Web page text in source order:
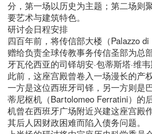
分，第一场以历史为主题；第二场则
要艺术与建筑特色。
研讨会日程安排
四百年前，将传信部大楼（Palazzo di
赠给负责全球传教事务传信圣部为总
牙瓦伦西亚的司铎胡安·包蒂斯塔·维韦
此前，这座宫殿曾卷入一场漫长的产
一方是这位西班牙司铎，另一方则是
蒂尼枢机（Bartolomeo Ferratini）的
机曾在西班牙广场附近兴建这座宫殿
其后人因财政困难而陷入债务问题。